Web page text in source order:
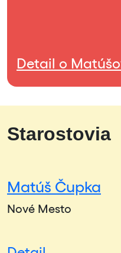
Detail o
Starostovia
Matúš Čupka
Nové Mesto